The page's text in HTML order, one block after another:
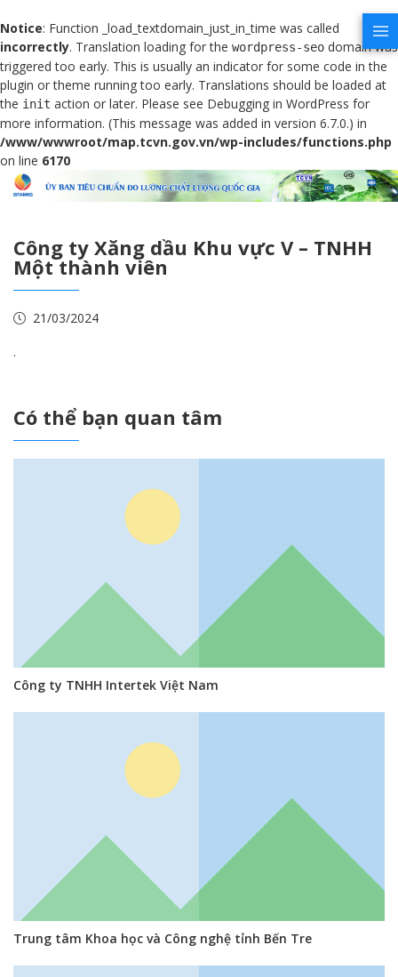
Notice: Function _load_textdomain_just_in_time was called
incorrectly. Translation loading for the wordpress-seo domain was
triggered too early. This is usually an indicator for some code in the
plugin or theme running too early. Translations should be loaded at
the init action or later. Please see Debugging in WordPress for
more information. (This message was added in version 6.7.0.) in
/www/wwwroot/map.tcvn.gov.vn/wp-includes/functions.php
on line 6170
Công ty Xăng dầu Khu vực V – TNHH
Một thành viên
21/03/2024
.
Có thể bạn quan tâm
Công ty TNHH Intertek Việt Nam
Trung tâm Khoa học và Công nghệ tỉnh Bến Tre